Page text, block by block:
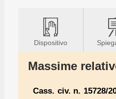
Dispositivo
Massime
Cass. civ. n. 15728/